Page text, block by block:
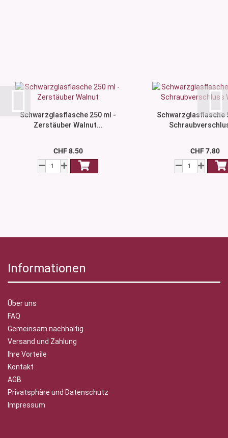
Schwarzglasflasche 250 ml -
Zerstäuber Walnut...
CHF 8.50
Schwarzglasflasche
CHF 7.80
Informationen
Über uns
FAQ
Gemeinsam nachhaltig
Versand und Zahlung
Ihre Vorteile
Kontakt
AGB
Privatsphäre und Datenschutz
Impressum